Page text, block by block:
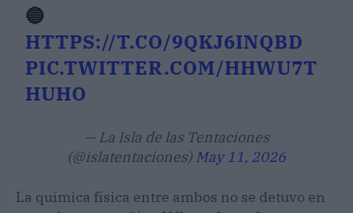
🔵
HTTPS://T.CO/9QKJ6INQBD
PIC.TWITTER.COM/HHWU7T
HUHO
— La Isla de las Tentaciones
(@islatentaciones) May 11, 2026
La química física entre ambos no se detuvo en